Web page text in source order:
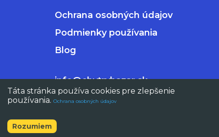
Ochrana osobných údajov
Podmienky používania
Blog
info@chytrybazar.sk
Táta stránka používa cookies pre zlepšenie
používania. Ochrana osobných údajov
Rozumiem